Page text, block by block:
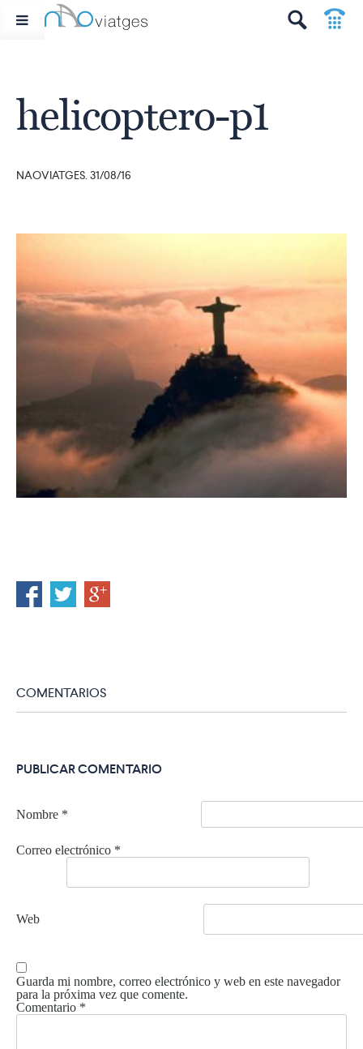
helicoptero-p1
NAOVIATGES. 31/08/16
COMENTARIOS
PUBLICAR COMENTARIO
Nombre *
Correo electrónico *
Web
Guarda mi nombre, correo electrónico y web en este navegador
para la próxima vez que comente.
Comentario *
t
p